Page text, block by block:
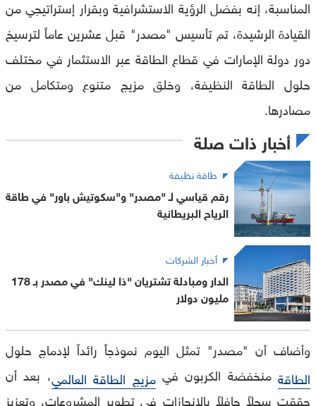
المناسبة، إنه بفضل الرؤية الاستشرافية وبقرار إستراتيجي من
القيادة الرشيدة، تم تأسيس "مصدر" قبل عشرين عاماً لترسيخ
دور دولة الإمارات في قطاع الطاقة عبر الاستثمار في مختلف
حلول الطاقة النظيفة، وخلق مزيج متنوع ومتكامل من
مصادرها.
أخبار ذات صلة
طاقة نظيفة
رقم قياسي لـ "مصدر" و"سكوتيش باور" في طاقة
الرياح البريطانية
أخبار الشركات
الدار ومبادلة تشتريان "ذا لينك" في مصدر بـ 178
مليون دولار
وأضاف أن "مصدر" تمثل اليوم نموذجاً رائداً لإدماج حلول
الطاقة منخفضة الكربون في مزيج الطاقة العالمي، بعد أن
حققت سجلاً حافلاً بالإنجازات في تطوير المشروعات، وتعزيز